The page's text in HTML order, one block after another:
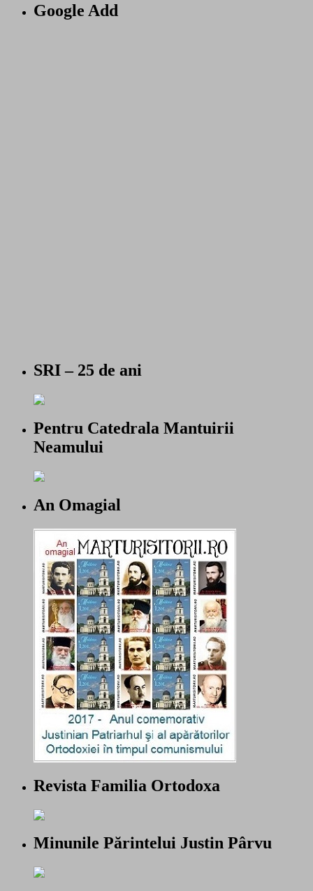
Google Add
SRI – 25 de ani
Pentru Catedrala Mantuirii
Neamului
An Omagial
Revista Familia Ortodoxa
Minunile Părintelui Justin Pârvu